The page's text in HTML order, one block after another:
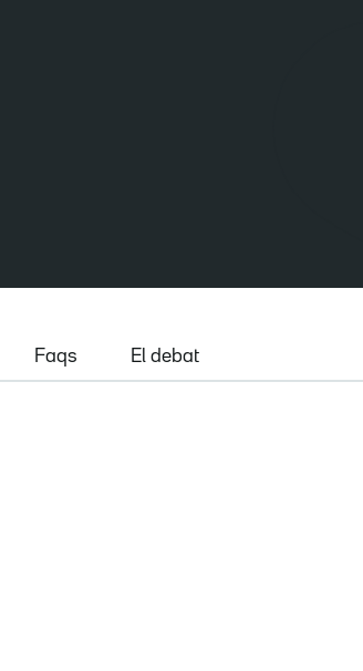
Faqs El debat